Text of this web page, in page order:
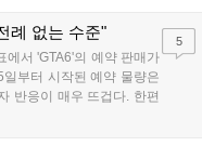
될 예정이다....
례 없는 수준"
에서 'GTA6'의 예약 판매가
부터 시작된 예약 물량은
반응이 매우 뜨겁다. 한편
정식 출시될 예정이며, 록
5